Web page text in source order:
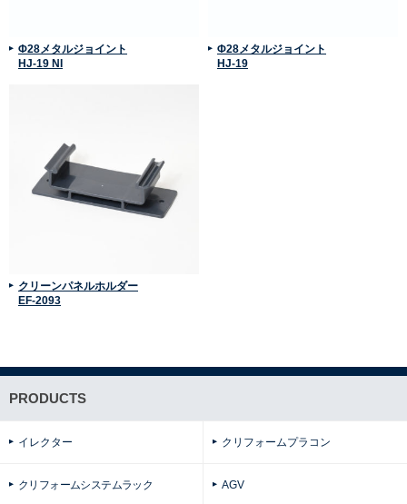
Φ28メタルジョイント
HJ-19 NI
Φ28メタルジョイント
HJ-19
クリーンパネルホルダー
EF-2093
PRODUCTS
イレクター クリフォームプラコン
クリフォームシステムラック AGV